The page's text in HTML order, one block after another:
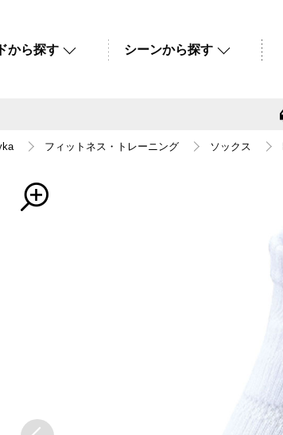
から探す シーンから探す
フィットネス・トレーニング ソックス